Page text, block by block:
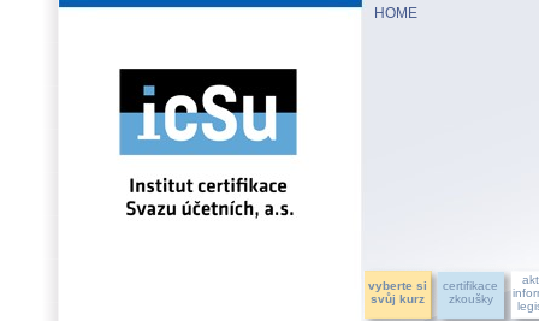
HOME
vyberte si
svůj kurz
certifikace
zkoušky